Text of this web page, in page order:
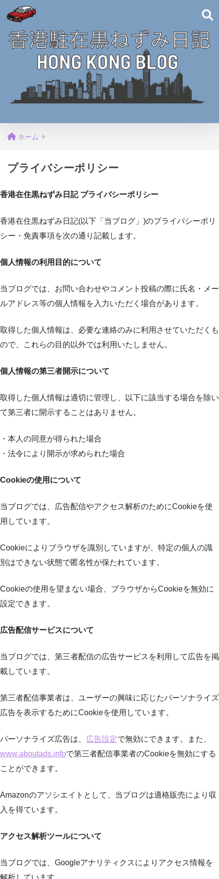
ホーム
プライバシーポリシー
香港在住黒ねずみ日記 プライバシーポリシー
香港在住黒ねずみ日記(以下「当ブログ」)のプライバシーポリ
シー・免責事項を次の通り記載します。
個人情報の利用目的について
当ブログでは、お問い合わせやコメント投稿の際に氏名・メー
ルアドレス等の個人情報を入力いただく場合があります。
取得した個人情報は、必要な連絡のみに利用させていただくも
ので、これらの目的以外では利用いたしません。
個人情報の第三者開示について
取得した個人情報は適切に管理し、以下に該当する場合を除い
て第三者に開示することはありません。
・本人の同意が得られた場合
・法令により開示が求められた場合
Cookieの使用について
当ブログでは、広告配信やアクセス解析のためにCookieを使
用しています。
Cookieによりブラウザを識別していますが、特定の個人の識
別はできない状態で匿名性が保たれています。
Cookieの使用を望まない場合、ブラウザからCookieを無効に
設定できます。
広告配信サービスについて
当ブログでは、第三者配信の広告サービスを利用して広告を掲
載しています。
第三者配信事業者は、ユーザーの興味に応じたパーソナライズ
広告を表示するためにCookieを使用しています。
パーソナライズ広告は、 広告設定で無効にできます。また、
www.aboutads.infoで第三者配信事業者のCookieを無効にする
ことができます。
Amazonのアソシエイトとして、当ブログは適格販売により収
入を得ています。
アクセス解析ツールについて
当ブログでは、Googleアナリティクスによりアクセス情報を
解析しています。